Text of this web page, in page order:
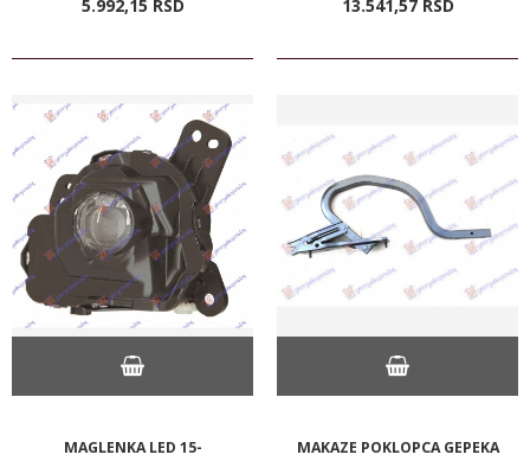
5.992,15 RSD 13.541,57 RSD
MAGLENKA LED 15- MAKAZE POKLOPCA GEPEKA